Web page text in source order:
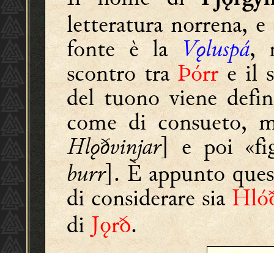
letteratura norrena,
fonte è la Vǫluspá,
scontro traÞórre il
del tuono viene
come di consueto,
Hlǫðvinjar] e poi
burr]. È appunto
di considerare sia
di Jǫrð.